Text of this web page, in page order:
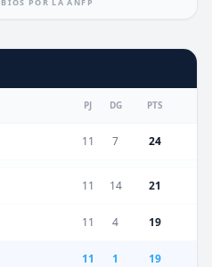
PJ DG PTS
11 7 24
11 14 21
11 4 19
11 1 19